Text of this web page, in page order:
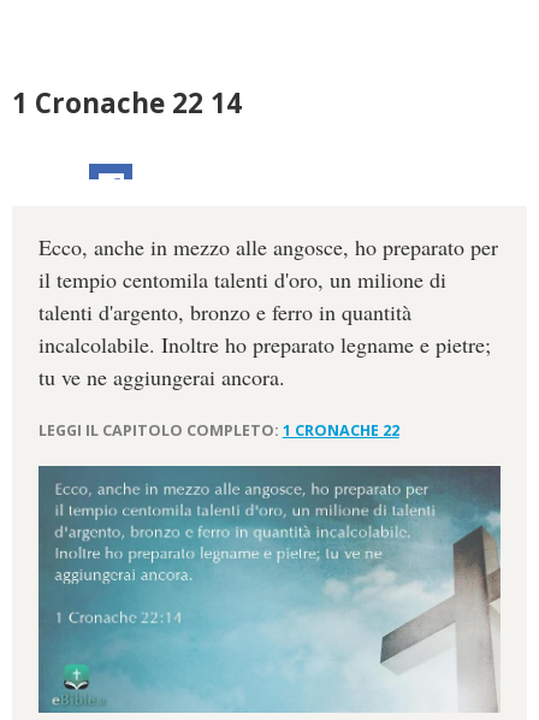
1 Cronache 22 14
Ecco, anche in mezzo alle angosce, ho preparato per
il tempio centomila talenti d'oro, un milione di
talenti d'argento, bronzo e ferro in quantità
incalcolabile. Inoltre ho preparato legname e pietre;
tu ve ne aggiungerai ancora.
LEGGI IL CAPITOLO COMPLETO: 1 CRONACHE 22